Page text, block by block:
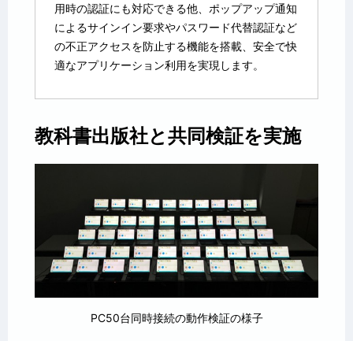
用時の認証にも対応できる他、ポップアップ通知
によるサインイン要求やパスワード代替認証など
の不正アクセスを防止する機能を搭載、安全で快
適なアプリケーション利用を実現します。
教科書出版社と共同検証を実施
PC50台同時接続の動作検証の様子